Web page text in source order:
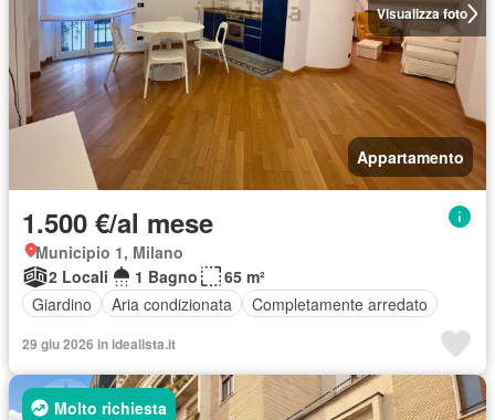
Visualizza foto
Appartamento
1.500 €/al mese
Municipio 1, Milano
2 Locali
1 Bagno
65 m²
Giardino
Aria condizionata Completamente arredato
29 giu 2026 in idealista.it
Molto richiesta